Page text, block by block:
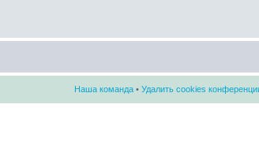
Наша команда • Удалить cookies